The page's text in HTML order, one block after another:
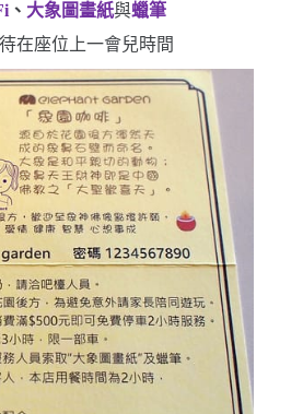
、 大象圖畫紙與蠟筆
在座位上一會兒時間